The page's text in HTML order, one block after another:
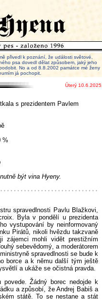
přivedl k poznání, že události světové,
psa dovedl dělat způsobem, jaký jeho
No a od 8.8.2002 památce mé ženy
já pochopit.
Úterý 10.6.2025.
s prezidentem Pavlem
%
být vina Hyeny.
spravedlnosti Pavlu Blažkovi,
Byla v pondělí u prezidenta
vystupování by neinformovaný
Pirátů, nikoli hvězdu takzvaně
zájemci mohli vidět prestižním
sebevědomý, a moderátorem
spravedlnosti se bude k
borce a k němu další tým ještě
a ukáže se očistná pravda.
Žádný borec nedojde k
a způsobí, že Andrej Babiš a
státě. To se nestane a stát